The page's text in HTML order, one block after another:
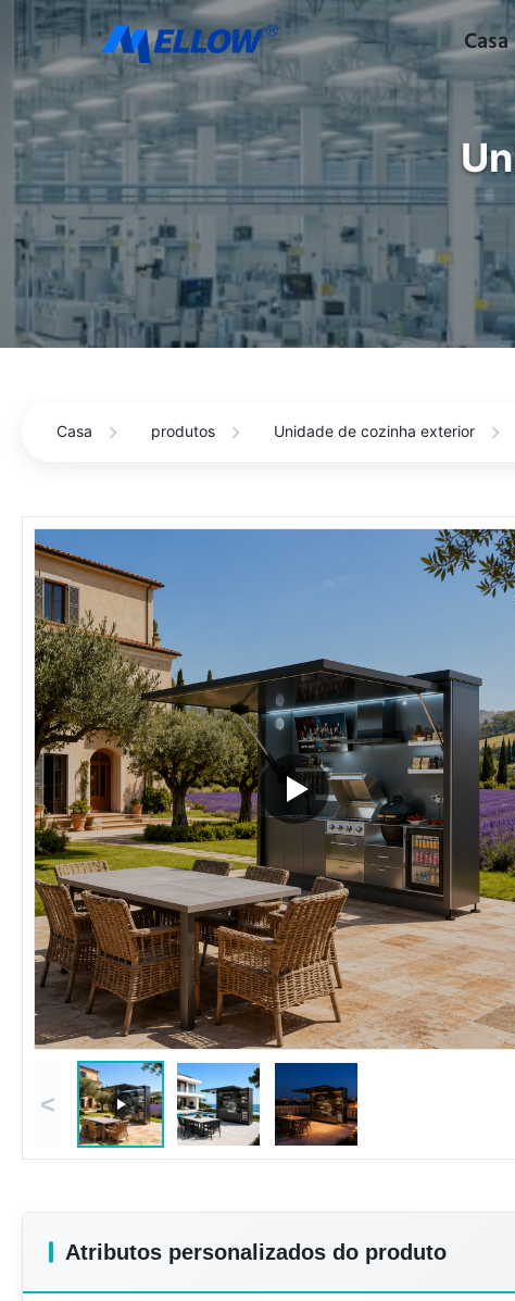
Casa
Casa produtos Unidade de cozinha exterior
<
Atributos personalizados do produto